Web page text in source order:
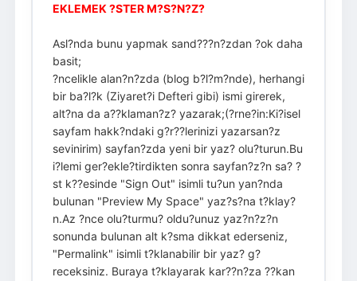
EKLEMEK ?STER M?S?N?Z?
Asl?nda bunu yapmak sand???n?zdan ?ok daha
basit;
?ncelikle alan?n?zda (blog b?l?m?nde), herhangi
bir ba?l?k (Ziyaret?i Defteri gibi) ismi girerek,
alt?na da a??klaman?z? yazarak;(?rne?in:Ki?isel
sayfam hakk?ndaki g?r??lerinizi yazarsan?z
sevinirim) sayfan?zda yeni bir yaz? olu?turun.Bu
i?lemi ger?ekle?tirdikten sonra sayfan?z?n sa? ?
st k??esinde "Sign Out" isimli tu?un yan?nda
bulunan "Preview My Space" yaz?s?na t?klay?
n.Az ?nce olu?turmu? oldu?unuz yaz?n?z?n
sonunda bulunan alt k?sma dikkat ederseniz,
"Permalink" isimli t?klanabilir bir yaz? g?
receksiniz. Buraya t?klayarak kar??n?za ??kan